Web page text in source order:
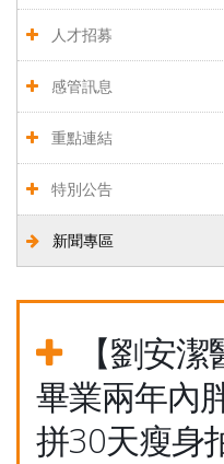
人才招募
感管訊息
重點連結
特別公告
新聞專區
【劉安
畢業兩年內
拼30天瘦身